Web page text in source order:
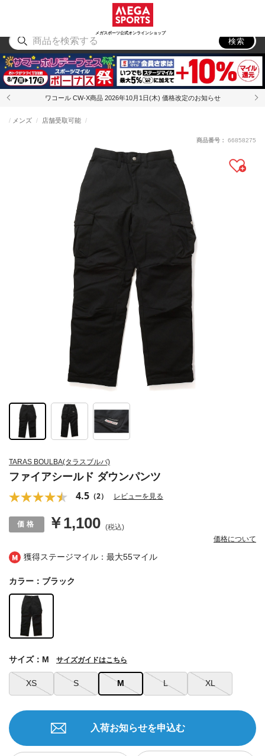
メガスポーツ公式オンラインショップ
アウトドア
検索
ワコール CW-X商品 2026年10月1日(木) 価格改定のお知らせ
獲得ステージマイル：最大55マイル
TARAS BOULBA(タラスブルバ)
ファイアシールド ダウンパンツ
4.5 （2） レビューを見る
メンズ 店舗受取可能
￥1,100 (税込)
価格について
商品番号： 66858275
カラー：ブラック
XS S M L XL
サイズ：M サイズガイドはこちら
入荷お知らせを申込む